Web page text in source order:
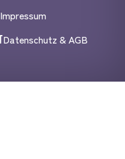
Impressum
Datenschutz & AGB